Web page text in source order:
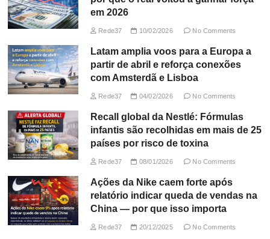
em 2026
Rede37 10/02/2026 No Comments
Latam amplia voos para a Europa a
partir de abril e reforça conexões
com Amsterdã e Lisboa
Rede37 04/02/2026 No Comments
Recall global da Nestlé: Fórmulas
infantis são recolhidas em mais de 25
países por risco de toxina
Rede37 08/01/2026 No Comments
Ações da Nike caem forte após
relatório indicar queda de vendas na
China — por que isso importa
Rede37 20/12/2025 No Comments